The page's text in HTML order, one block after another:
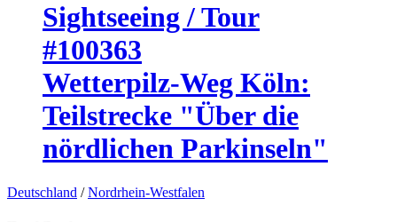
Sightseeing / Tour
#100363
Wetterpilz-Weg Köln:
Teilstrecke "Über die
nördlichen Parkinseln"
Deutschland /Nordrhein-Westfalen